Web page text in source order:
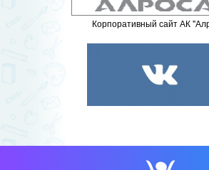
Корпоративный сайт АК